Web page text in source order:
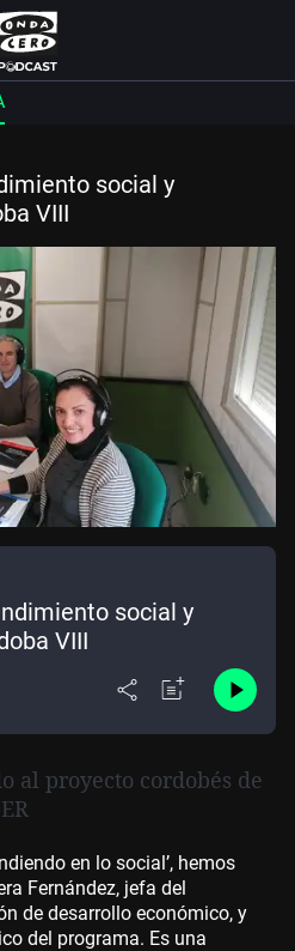
social y
VIII
social y
VIII
al proyecto cordobés de
en lo social’, hemos
Fernández, jefa del
de desarrollo económico, y
del programa. Es una